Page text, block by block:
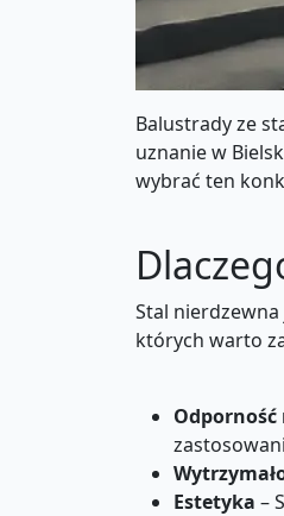
Balustrady ze
uznanie w
wybrać ten
Stal
których warto
Estetyka –